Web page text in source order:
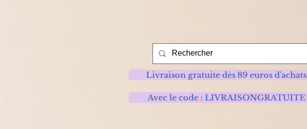
Livraison gratuite dès 89 euros d'achats
Avec le code : LIVRAISONGRATUITE